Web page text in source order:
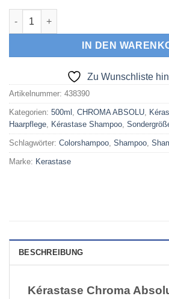
Kérastase Chroma Absolu Bain
IN DEN
Zu Wunschliste
Artikelnummer: 438390
Kategorien: 500ml , CHROMA ABSOLU,
Haarpflege, Kérastase Shampoo,
Schlagwörter: Colorshampoo, Shampoo,
Marke: Kerastase
BESCHREIBUNG
Kérastase Chroma